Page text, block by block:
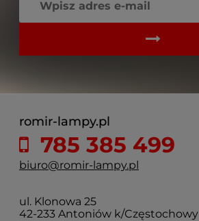
romir-lampy.pl
785 385 499
biuro@romir-lampy.pl
ul. Klonowa 25
42-233 Antoniów k/Częstochowy